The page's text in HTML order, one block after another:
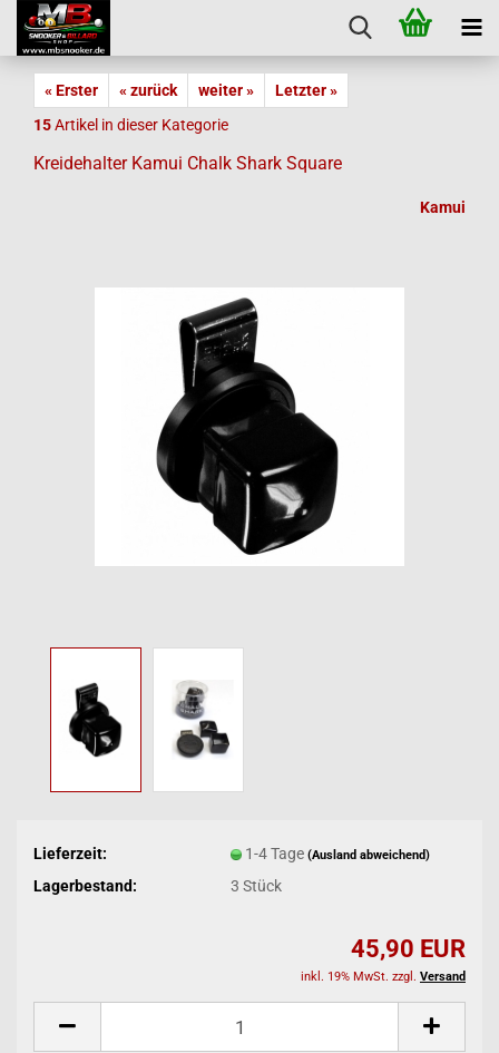
« Erster « zurück weiter »
Letzter »
15Artikel in dieser Kategorie
Kreidehalter Kamui Chalk Shark Square
Kamui
Lieferzeit: 1-4 Tage (Ausland abweichend)
Lagerbestand: 3 Stück
45,90 EUR
inkl. 19% MwSt. zzgl. Versand